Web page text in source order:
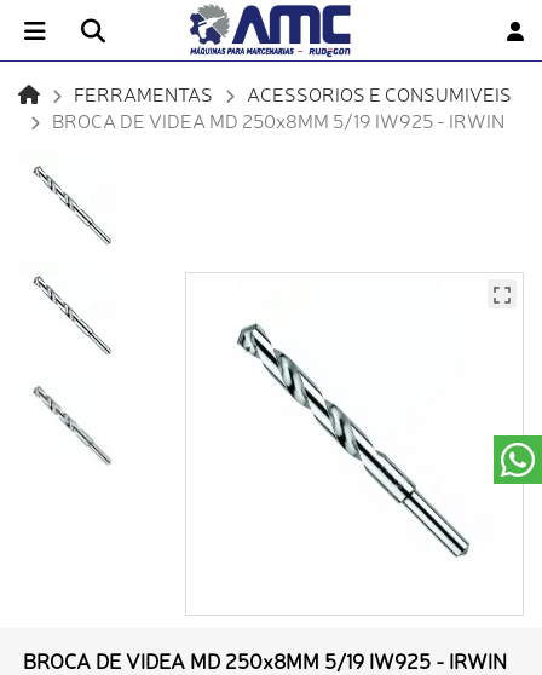
FERRAMENTAS
ACESSORIOS E CONSUMIVEIS
BROCA DE VIDEA MD 250x8MM 5/19 IW925 - IRWIN
BROCA DE VIDEA MD 250x8MM 5/19 IW925 - IRWIN